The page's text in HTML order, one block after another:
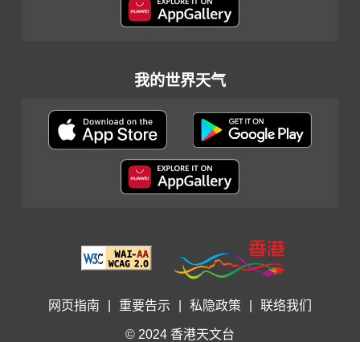
我的世界天气
网页指南 重要告示 私隐政策 联络我们
© 2024 香港天文台